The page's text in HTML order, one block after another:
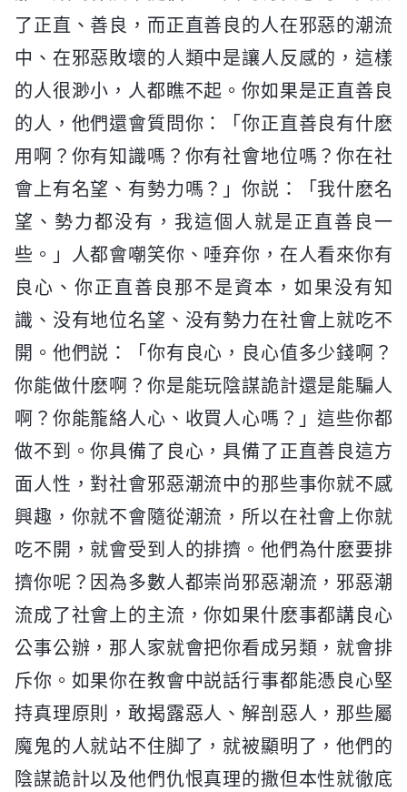
了正直、善良，而正直善良的人在邪惡的潮流
中、在邪惡敗壞的人類中是讓人反感的，這樣
的人很渺小，人都瞧不起。你如果是正直善良
的人，他們還會質問你：「你正直善良有什麽
用啊？你有知識嗎？你有社會地位嗎？你在社
會上有名望、有勢力嗎？」你説：「我什麽名
望、勢力都没有，我這個人就是正直善良一
些。」人都會嘲笑你、唾弃你，在人看來你有
良心、你正直善良那不是資本，如果没有知
識、没有地位名望、没有勢力在社會上就吃不
開。他們説：「你有良心，良心值多少錢啊？
你能做什麽啊？你是能玩陰謀詭計還是能騙人
啊？你能籠絡人心、收買人心嗎？」這些你都
做不到。你具備了良心，具備了正直善良這方
面人性，對社會邪惡潮流中的那些事你就不感
興趣，你就不會隨從潮流，所以在社會上你就
吃不開，就會受到人的排擠。他們為什麽要排
擠你呢？因為多數人都崇尚邪惡潮流，邪惡潮
流成了社會上的主流，你如果什麽事都講良心
公事公辦，那人家就會把你看成另類，就會排
斥你。如果你在教會中説話行事都能憑良心堅
持真理原則，敢揭露惡人、解剖惡人，那些屬
魔鬼的人就站不住脚了，就被顯明了，他們的
陰謀詭計以及他們仇恨真理的撒但本性就徹底